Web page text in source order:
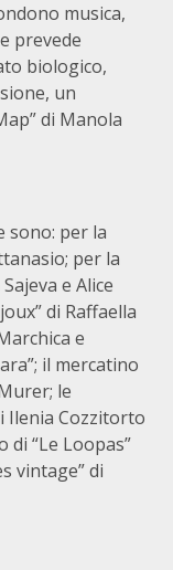
musica,
prevede
biologico,
un
di Manola
sono: per la
per la
e Alice
di Raffaella
e
il mercatino
le
Ilenia Cozzitorto
“Le Loopas”
vintage” di